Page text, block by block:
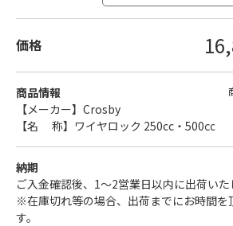
価格
商品情報
【メーカー】Crosby
【名 称】ワイヤロック 250cc・500㏄
納期
ご入金確認後、1～2営業日以内に出荷いた
※在庫切れ等の場合、出荷までにお時間を
す。